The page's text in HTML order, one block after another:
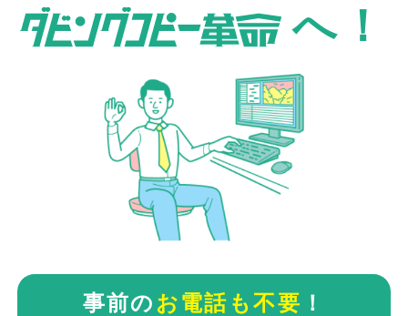
へ！
事前の お電話も不要 ！